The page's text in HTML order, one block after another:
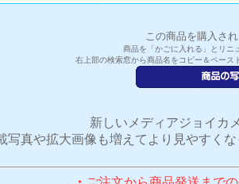
この商品を購入さ
商品を「かごに入れる」とリニ
右上部の検索窓から商品名をコピー＆ペース
新しいメディアジョイカ
写真や拡大画像も増えてより見やすく